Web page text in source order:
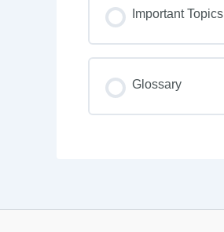
Important Topics
Glossary